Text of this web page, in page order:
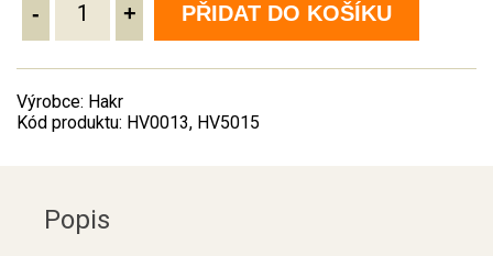
- + PŘIDAT DO KOŠÍKU
Výrobce: Hakr
Kód produktu: HV0013, HV5015
Popis